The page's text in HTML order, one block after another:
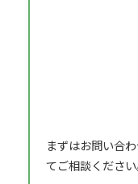
まずはお問い合
てご相談ください